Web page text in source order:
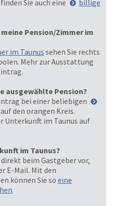
Sie auch eine
billige
Pension/Zimmer im
im Taunus sehen Sie rechts
Mehr zur Ausstattung
ausgewählte Pension?
bei einer beliebigen
auf den orangen Kreis.
Unterkunft im Taunus auf
im Taunus?
beim Gastgeber vor,
E-Mail. Mit den
können Sie so eine
.